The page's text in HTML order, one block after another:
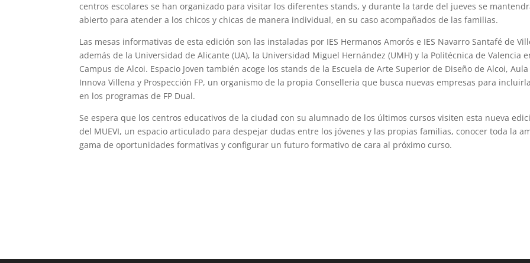
centros escolares se han organizado para visitar los diferentes stands, y durante la tarde del jueves se
abierto para atender a los chicos y chicas de manera individual, en su caso acompañados de las familias.
Las mesas informativas de esta edición son las instaladas por IES Hermanos Amorós e IES Navarro Santafé de
además de la Universidad de Alicante (UA), la Universidad Miguel Hernández (UMH) y la Politécnica de Valencia
Campus de Alcoi. Espacio Joven también acoge los stands de la Escuela de Arte Superior de Diseño de Alcoi, Aula
Innova Villena y Prospección FP, un organismo de la propia Conselleria que busca nuevas empresas para
en los programas de FP Dual.
Se espera que los centros educativos de la ciudad con su alumnado de los últimos cursos visiten esta nueva
del MUEVI, un espacio articulado para despejar dudas entre los jóvenes y las propias familias, conocer toda la
gama de oportunidades formativas y configurar un futuro formativo de cara al próximo curso.